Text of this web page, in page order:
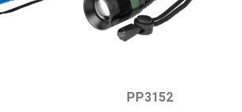
PP3152